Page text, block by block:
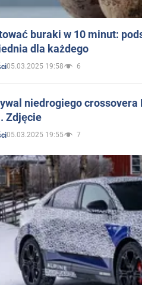
buraki w 10 minut:
dla każdego
05.03.2025 19:58 6
niedrogiego crossovera
Zdjęcie
05.03.2025 19:55 7